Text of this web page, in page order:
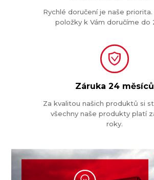
Rychlé doručení je naše
položky k Vám doručíme do
Záruka 24 měsíců
Za kvalitou našich produktů si
všechny naše produkty platí
roky.